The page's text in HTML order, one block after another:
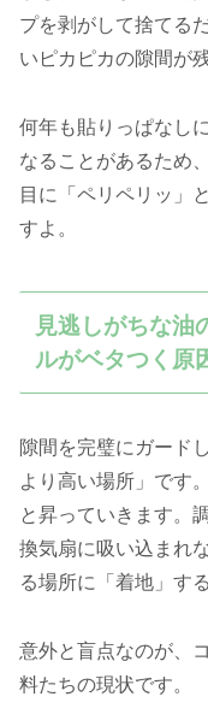
プを剥がして捨てる
いピカピカの隙間が
何年も貼りっぱなし
なることがあるため
目に「ペリペリッ」
すよ。
見逃しがちな油
ルがベタつく原
隙間を完璧にガード
より高い場所」です
と昇っていきます。
換気扇に吸い込まれ
る場所に「着地」す
意外と盲点なのが、
料たちの現状です。